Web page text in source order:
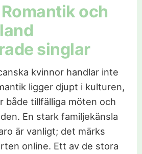
och
singlar
kvinnor handlar inte
ligger djupt i kulturen,
både tillfälliga möten och
En stark familjekänsla
är vanligt; det märks
online. Ett av de stora